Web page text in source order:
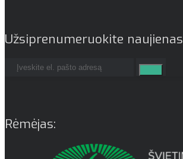
Užsiprenumeruokite naujienas
Rėmėjas: